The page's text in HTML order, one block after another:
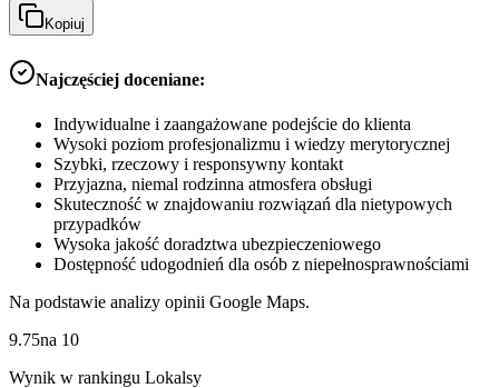
Kopiuj
Najczęściej doceniane:
Indywidualne i zaangażowane podejście do klienta
Wysoki poziom profesjonalizmu i wiedzy merytorycznej
Szybki, rzeczowy i responsywny kontakt
Przyjazna, niemal rodzinna atmosfera obsługi
Skuteczność w znajdowaniu rozwiązań dla nietypowych
przypadków
Wysoka jakość doradztwa ubezpieczeniowego
Dostępność udogodnień dla osób z niepełnosprawnościami
Na podstawie analizy opinii Google Maps.
9.75na 10
Wynik w rankingu Lokalsy